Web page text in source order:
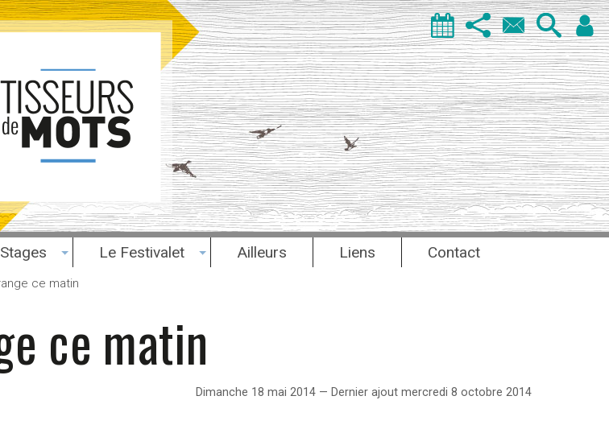
Stages Le Festivalet Ailleurs Liens Contact
ce matin
ce matin
Dimanche 18 mai 2014 — Dernier ajout mercredi 8 octobre 2014